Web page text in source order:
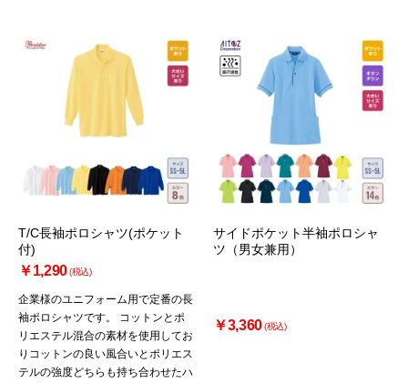
T/C長袖ポロシャツ(ポケット
付)
￥1,290(税込)
企業様のユニフォーム用で定番の長
袖ポロシャツです。 コットンとポ
リエステル混合の素材を使用してお
りコットンの良い風合いとポリエス
テルの強度どちらも持ち合わせたハ
サイドポケット半袖ポロシャ
ツ（男女兼用）
￥3,360(税込)